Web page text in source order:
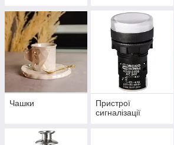
Чашки
Пристрої
сигналізації